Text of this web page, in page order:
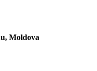
Moldova